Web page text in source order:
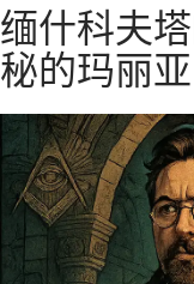
莫斯科
缅什科夫
秘的玛丽亚